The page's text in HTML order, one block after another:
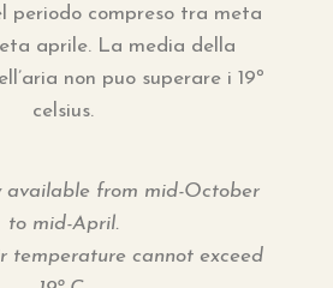
periodo compreso tra meta
aprile. La media della
non puo superare i 19º
celsius.
available from mid-October
to mid-April.
temperature cannot exceed